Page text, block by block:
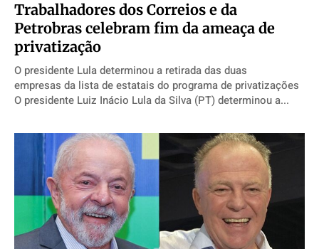
Trabalhadores dos Correios e da
Petrobras celebram fim da ameaça de
privatização
O presidente Lula determinou a retirada das duas
empresas da lista de estatais do programa de privatizações
O presidente Luiz Inácio Lula da Silva (PT) determinou a...